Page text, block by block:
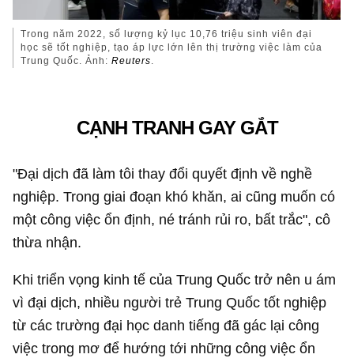
Trong năm 2022, số lượng kỷ lục 10,76 triệu sinh viên đại
học sẽ tốt nghiệp, tạo áp lực lớn lên thị trường việc làm của
Trung Quốc. Ảnh:Reuters.
CẠNH TRANH GAY GẮT
"Đại dịch đã làm tôi thay đổi quyết định về nghề
nghiệp. Trong giai đoạn khó khăn, ai cũng muốn có
một công việc ổn định, né tránh rủi ro, bất trắc", cô
thừa nhận.
Khi triển vọng kinh tế của Trung Quốc trở nên u ám
vì đại dịch, nhiều người trẻ Trung Quốc tốt nghiệp
từ các trường đại học danh tiếng đã gác lại công
việc trong mơ để hướng tới những công việc ổn